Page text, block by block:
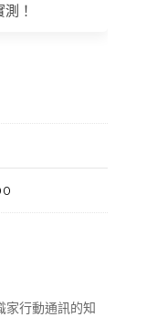
！
家行動通訊的知